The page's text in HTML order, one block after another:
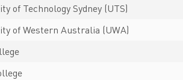
of Technology Sydney (UTS)
of Western Australia (UWA)